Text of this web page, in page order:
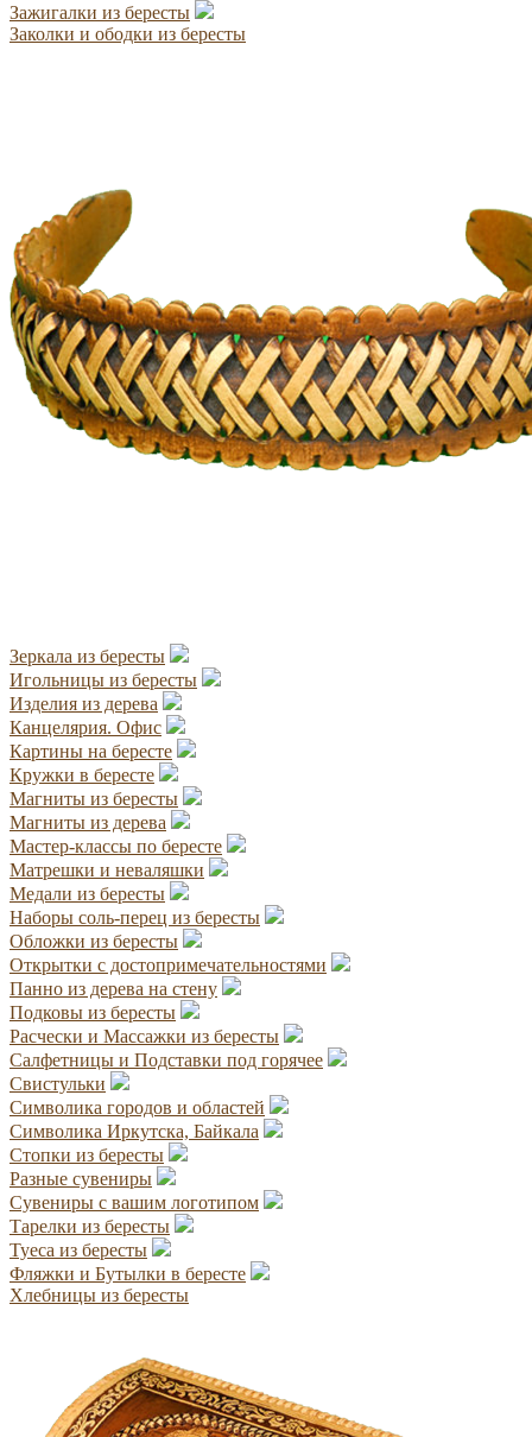
Зажигалки из бересты
Заколки и ободки из бересты
Зеркала из бересты
Игольницы из бересты
Изделия из дерева
Канцелярия. Офис
Картины на бересте
Кружки в бересте
Магниты из бересты
Магниты из дерева
Мастер-классы по бересте
Матрешки и неваляшки
Медали из бересты
Наборы соль-перец из бересты
Обложки из бересты
Открытки с достопримечательностями
Панно из дерева на стену
Подковы из бересты
Расчески и Массажки из бересты
Салфетницы и Подставки под горячее
Свистульки
Символика городов и областей
Символика Иркутска, Байкала
Стопки из бересты
Разные сувениры
Сувениры с вашим логотипом
Тарелки из бересты
Туеса из бересты
Фляжки и Бутылки в бересте
Хлебницы из бересты